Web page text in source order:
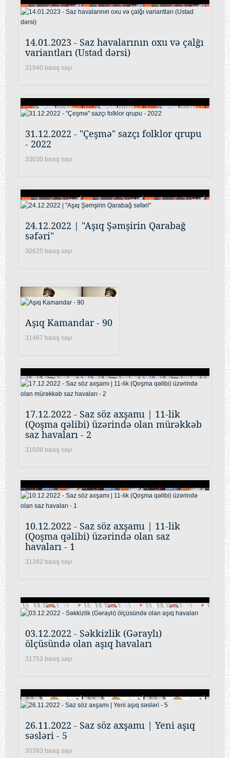
14.01.2023 - Saz havalarının oxu və çalğı
variantları (Ustad dərsi)
31940 baxış sayı
31.12.2022 - "Çeşmə" sazçı folklor qrupu
- 2022
33030 baxış sayı
24.12.2022 | "Aşıq Şəmşirin Qarabağ
səfəri"
30625 baxış sayı
Aşıq Kamandar - 90
31467 baxış sayı
17.12.2022 - Saz söz axşamı | 11-lik
(Qoşma qəlibi) üzərində olan mürəkkəb
saz havaları - 2
31609 baxış sayı
10.12.2022 - Saz söz axşamı | 11-lik
(Qoşma qəlibi) üzərində olan saz
havaları - 1
31342 baxış sayı
03.12.2022 - Səkkizlik (Gəraylı)
ölçüsündə olan aşıq havaları
31753 baxış sayı
26.11.2022 - Saz söz axşamı | Yeni aşıq
səsləri - 5
30393 baxış sayı